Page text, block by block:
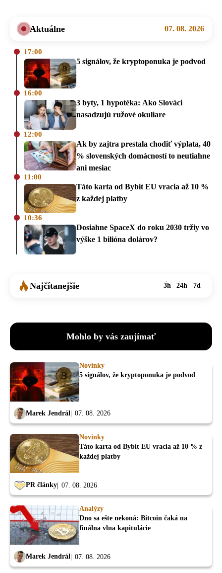
Aktuálne 07. 08. 2026
17:00
5 signálov, že kryptoponuka je podvod
16:00
3 byty, 1 hypotéka: Ako Slováci
nasadzujú ružové okuliare
12:00
Ak by zajtra prestala chodiť výplata, 40
% slovenských domácností to neutiahne
ani mesiac
11:00
Táto karta od Bybit EU vracia až 10 %
z každej platby
10:36
Dosiahne SpaceX do roku 2030 tržiy vo
výške 1 bilióna dolárov?
Najčítanejšie 3h 24h 7d
Mohlo by vás zaujímať
Novinky
5 signálov, že kryptoponuka je podvod
Marek Jendrál 07. 08. 2026
Novinky
Táto karta od Bybit EU vracia až 10 % z
každej platby
PR články 07. 08. 2026
Analýzy
Dno sa ešte nekoná: Bitcoin čaká na
finálna vlna kapitulácie
Marek Jendrál 07. 08. 2026